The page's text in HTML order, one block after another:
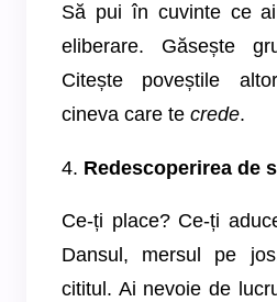
Să pui în cuvinte ce
eliberare. Găsește
Citește poveștile
cineva care te crede.
4. Redescoperirea de
Ce-ți place? Ce-ți
Dansul, mersul pe
cititul. Ai nevoie de